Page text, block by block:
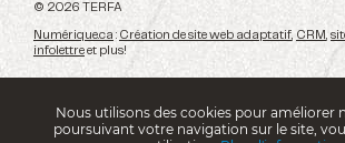
© 2026 TERFA
Numérique.ca : Création de site web adaptatif CRM
infolettre et plus!
Nous utilisons des cookies pour améliorer
poursuivant votre navigation sur le site,